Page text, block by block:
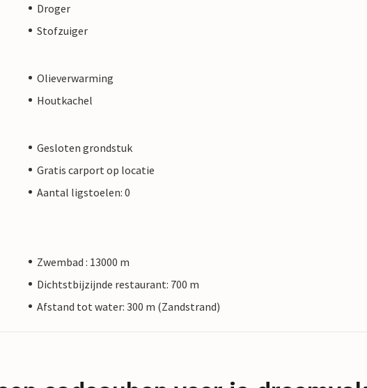
Droger
Stofzuiger
Olieverwarming
Houtkachel
Gesloten grondstuk
Gratis carport op locatie
Aantal ligstoelen: 0
Zwembad : 13000 m
Dichtstbijzijnde restaurant: 700 m
Afstand tot water: 300 m (Zandstrand)